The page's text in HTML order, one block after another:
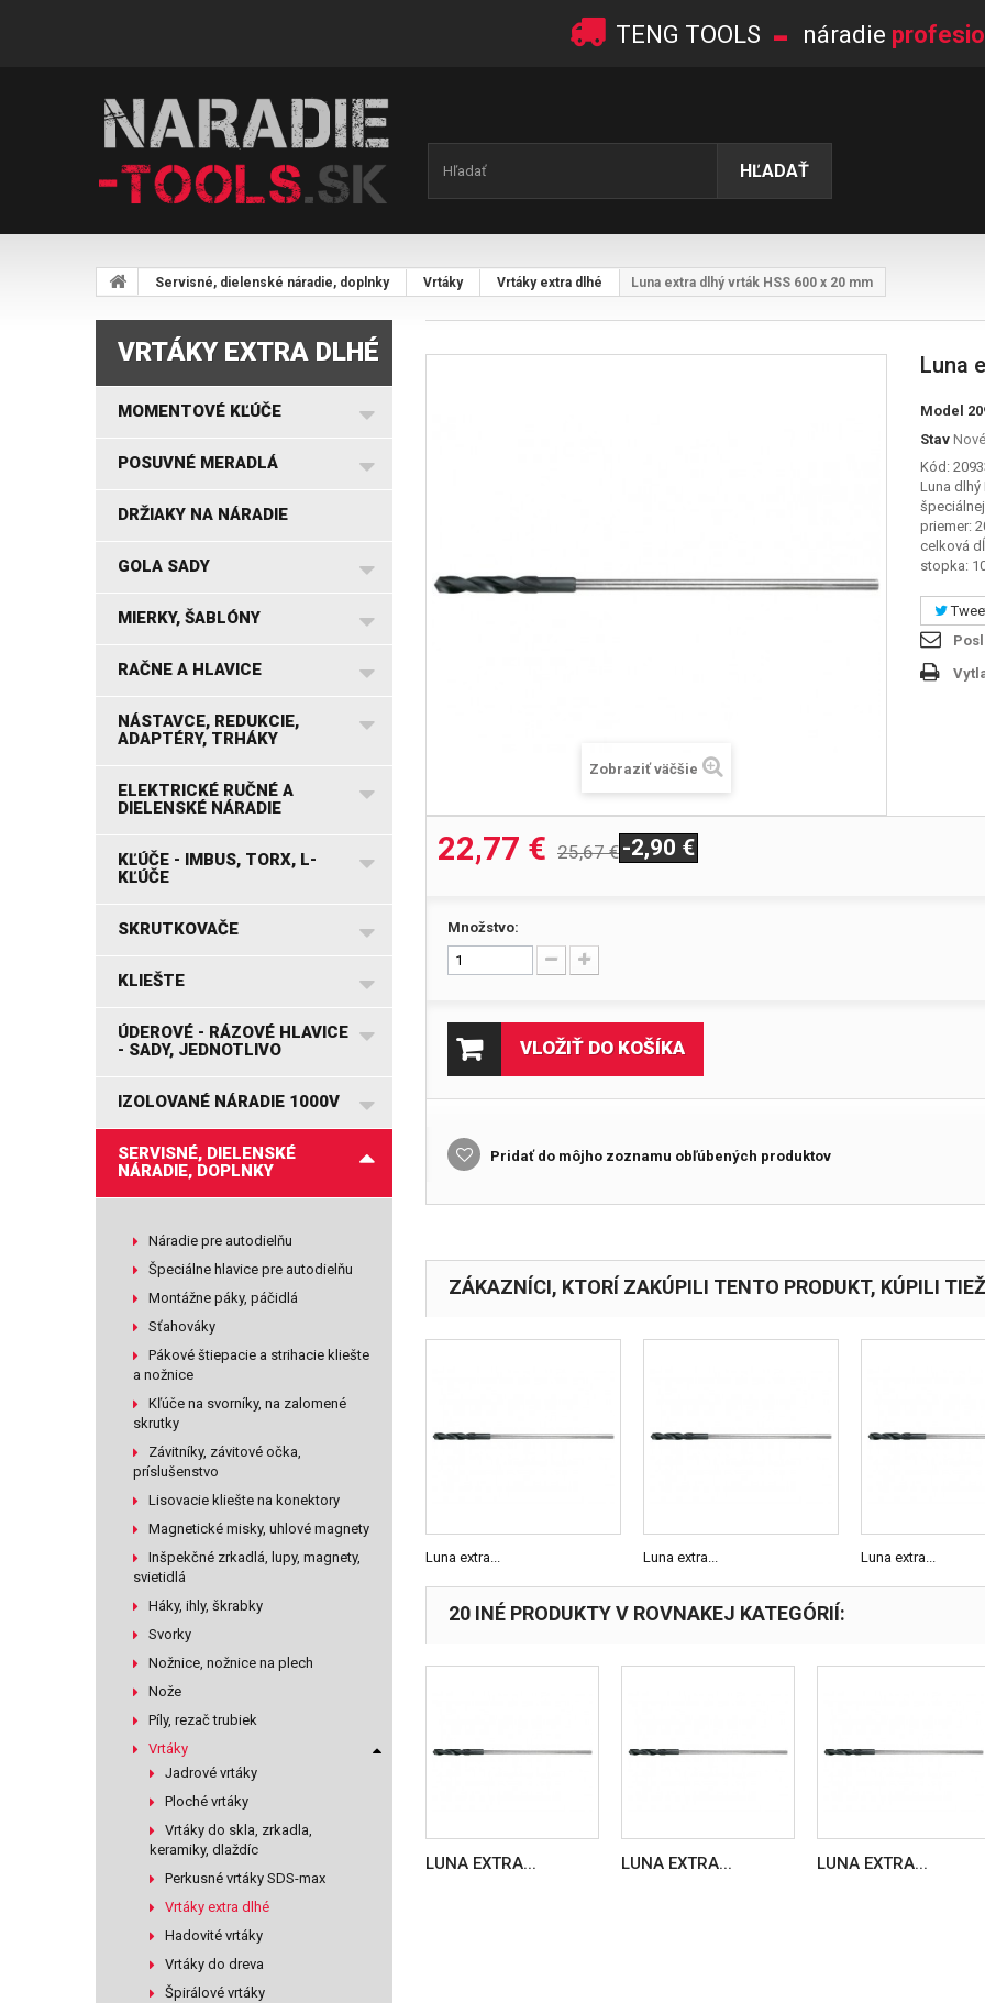
TENG TOOLS - náradie
HĽADAŤ
Servisné, dielenské náradie, doplnky Vrtáky Vrtáky extra dlhé Luna extra dlhý vrták HSS 600 x 20 mm
VRTÁKY EXTRA DLHÉ
MOMENTOVÉ KĽÚČE
POSUVNÉ MERADLÁ
DRŽIAKY NA NÁRADIE
GOLA SADY
MIERKY, ŠABLÓNY
RAČNE A HLAVICE
NÁSTAVCE, REDUKCIE,
ADAPTÉRY, TRHÁKY
ELEKTRICKÉ RUČNÉ A
DIELENSKÉ NÁRADIE
KĽÚČE - IMBUS, TORX, L-
KĽÚČE
SKRUTKOVAČE
KLIEŠTE
ÚDEROVÉ - RÁZOVÉ HLAVICE
- SADY, JEDNOTLIVO
IZOLOVANÉ NÁRADIE 1000V
SERVISNÉ, DIELENSKÉ
NÁRADIE, DOPLNKY
Náradie pre autodielňu
Špeciálne hlavice pre autodielňu
Montážne páky, páčidlá
Sťahováky
Pákové štiepacie a strihacie kliešte
a nožnice
Kľúče na svorníky, na zalomené
skrutky
Závitníky, závitové očka,
príslušenstvo
Lisovacie kliešte na konektory
Magnetické misky, uhlové magnety
Inšpekčné zrkadlá, lupy, magnety,
svietidlá
Háky, ihly, škrabky
Svorky
Nožnice, nožnice na plech
Nože
Píly, rezač trubiek
Vrtáky
Jadrové vrtáky
Ploché vrtáky
Vrtáky do skla, zrkadla,
keramiky, dlaždíc
Perkusné vrtáky SDS-max
Vrtáky extra dlhé
Hadovité vrtáky
Vrtáky do dreva
Špirálové vrtáky
Zobraziť väčšie
Luna
Model
Stav Nové
Kód:
Luna dlhý
priemer:
celková
stopka:
22,77 € 25,67 € -2,90 €
Množstvo:
VLOŽIŤ DO KOŠÍKA
Pridať do môjho zoznamu obľúbených produktov
ZÁKAZNÍCI, KTORÍ ZAKÚPILI TENTO PRODUKT, KÚPILI
Luna extra... Luna extra... Luna extra...
20 INÉ PRODUKTY V ROVNAKEJ KATEGÓRIÍ:
LUNA EXTRA... LUNA EXTRA... LUNA EXTRA...